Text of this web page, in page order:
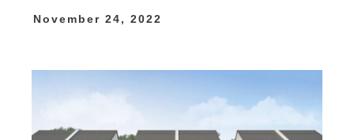
November 24, 2022